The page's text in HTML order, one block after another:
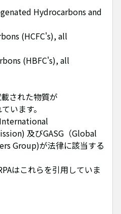
Hydrocarbons and
(HCFC's), all
(HBFC's), all
された物質が
います。
及びGASG（Global
Group)が法律に該当する
はこれらを引用していま